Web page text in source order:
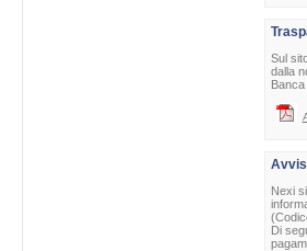
Sul
dalla
Nexi
Di